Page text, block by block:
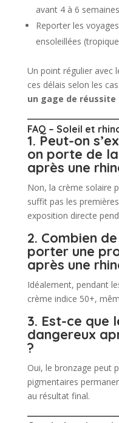
avant 4 à 6 semaines
Reporter les
ensoleillées
Un point régulier avec
ces délais selon les
un gage de
FAQ – Soleil et
1. Peut-on
on porte de
après une
Non, la crème solaire
suffit pas les
exposition directe
2. Combien
porter une
après une
Idéalement, pendant
crème indice 50+,
3. Est-ce que
dangereux
?
Oui, le bronzage peut
pigmentaires
au résultat final.